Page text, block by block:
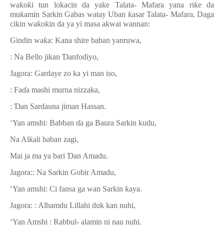
waƙoƙi tun lokacin da yake Talata- Mafara yana riƙe da
muƙamin Sarkin Gabas watay Uban ƙasar Talata- Mafara. Daga
cikin waƙoƙin da ya yi masa akwai wannan:
Gindin waƙa: Kana shire baban yanruwa,
: Na Bello jikan Ɗanfodiyo,
Jagora: Gardaye zo ka yi man iso,
: Faɗa mashi murna nizzaka,
: Ɗan Sardauna jiman Hassan.
‘Yan amshi: Babban ɗa ga Baura Sarkin kudu,
Na Alƙali baban zagi,
Mai ja ma ya bari Ɗan Amadu.
Jagora:: Na Sarkin Gobir Amadu,
‘Yan amshi: Ci fansa ga wan Sarkin ƙaya.
Jagora: : Alhamdu Lillahi duk kan nuhi,
‘Yan Amshi : Rabbul- alamin ni nau nuhi.